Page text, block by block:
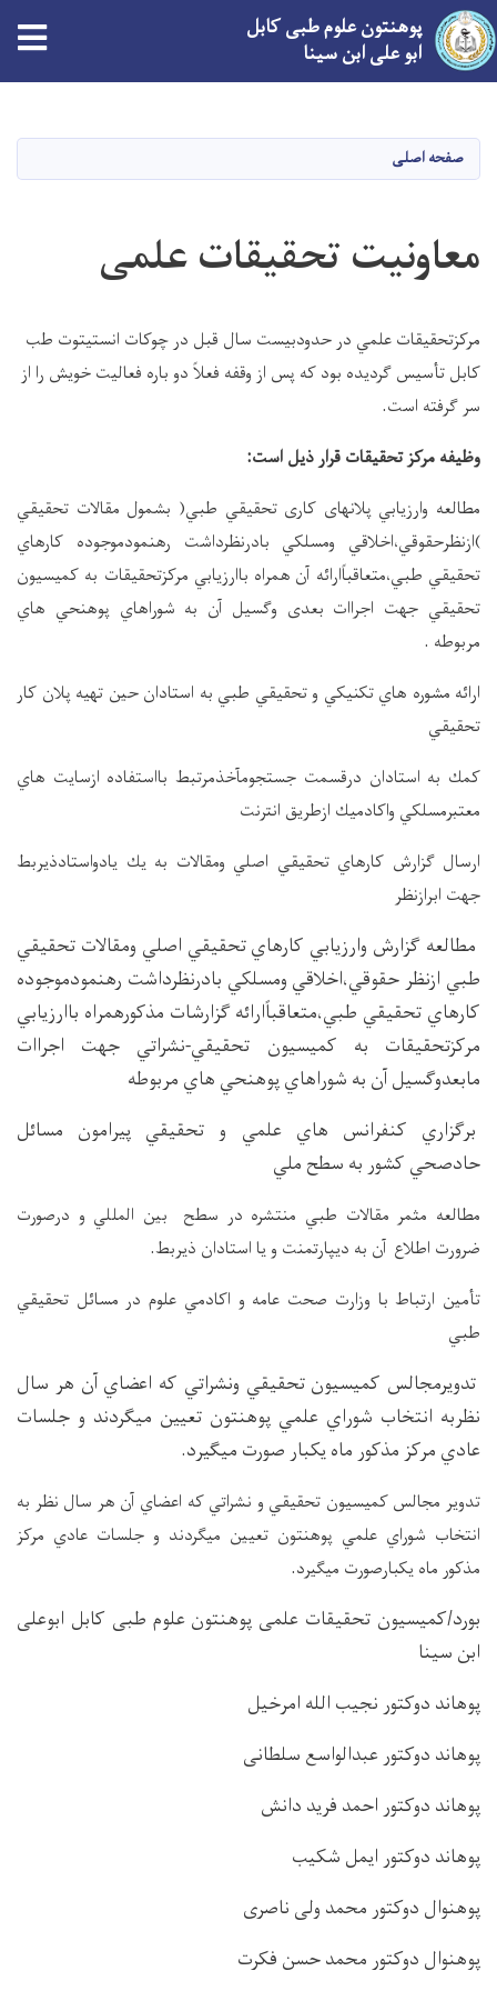
content
پوهنتون علوم طبی کابل
ابو علی ابن سینا
صفحه اصلی
معاونیت تحقیقات علمی
مركزتحقيقات علمي در حدودبيست سال قبل در چوكات انستيتوت طب
كابل تأسيس گرديده بود كه پس از وقفه فعلاً دو باره فعاليت خويش را از
سر گرفته است.
وظيفه مركز تحقيقات قرار ذيل است:
مطالعه وارزيابي پلانهای كاری تحقيقي طبي( بشمول مقالات تحقيقي
)ازنظرحقوقي،‌اخلاقي ومسلكي بادرنظرداشت رهنمودموجوده كارهاي
تحقيقي طبي،متعاقباًارائه آن همراه باارزيابي مركزتحقيقات به كمیسيون
تحقيقي جهت اجراات بعدی وگسيل آن به شوراهاي پوهنحي هاي
مربوطه .
ارائه مشوره هاي تكنيكي و تحقيقي طبي به استادان حين تهيه پلان كار
تحقيقي
كمك به استادان درقسمت جستجومآخذمرتبط بااستفاده ازسايت هاي
معتبرمسلكي واكادميك ازطريق انترنت
ارسال گزارش كارهاي تحقيقي اصلي ومقالات به يك يادواستادذيربط
جهت ابرازنظر
مطالعه گزارش وارزيابي كارهاي تحقيقي اصلي ومقالات تحقيقي
طبي ازنظر حقوقي،‌اخلاقي ومسلكي بادرنظرداشت رهنمودموجوده
كارهاي تحقيقي طبي،متعاقباًارائه گزارشات مذكورهمراه باارزيابي
مركزتحقيقات به كمیسيون تحقيقي-نشراتي جهت اجراات
مابعدوگسيل آن به شوراهاي پوهنحي هاي مربوطه
برگزاري كنفرانس هاي علمي و تحقيقي پيرامون مسائل
حادصحي كشور به سطح ملي
مطالعه مثمر مقالات طبي منتشره در سطح بين المللي و درصورت
ضرورت اطلاع آن به ديپارتمنت و يا استادان ذيربط.
تأمين ارتباط با وزارت صحت عامه و اكادمي علوم در مسائل تحقيقي
طبي
تدويرمجالس كميسيون تحقيقي ونشراتي كه اعضاي آن هر سال
نظربه انتخاب شوراي علمي پوهنتون تعيين ميگردند و جلسات
عادي مركز مذكور ماه يكبار صورت ميگيرد.
تدوير مجالس كميسيون تحقيقي و نشراتي كه اعضاي آن هر سال نظر به
انتخاب شوراي علمي پوهنتون تعيين ميگردند و جلسات عادي مركز
مذكور ماه يكبارصورت ميگيرد.
بورد/کمیسیون تحقیقات علمی پوهنتون علوم طبی کابل ابوعلی
ابن سینا
پوهاند دوکتور نجیب الله امرخیل
پوهاند دوکتور عبدالواسع سلطانی
پوهاند دوکتور احمد فرید دانش
پوهاند دوکتور ایمل شکیب
پوهنوال دوکتور محمد ولی ناصری
پوهنوال دوکتور محمد حسن فکرت